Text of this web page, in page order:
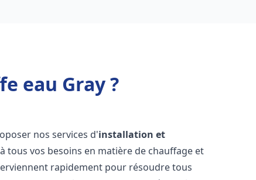
eau Gray ?
nos services d'installation et
tous vos besoins en matière de chauffage et
rapidement pour résoudre tous